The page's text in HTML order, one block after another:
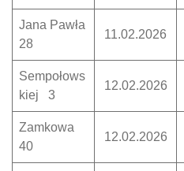
Jana Pawła
28
11.02.2026
Sempołows
kiej 3
12.02.2026
Zamkowa
40
12.02.2026